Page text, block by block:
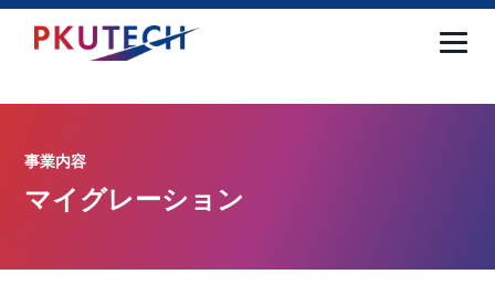
事業内容
マイグレーション